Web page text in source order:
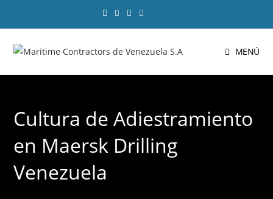
MENÚ
Cultura de Adiestramiento
en Maersk Drilling
Venezuela